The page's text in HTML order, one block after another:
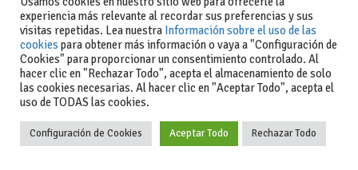
Ago 03, 2026 66 0 0
La Junta implementa mejoras en la
A381 por Los Barrios
experiencia más relevante al recordar sus preferencias y sus
visitas repetidas. Lea nuestra Información sobre el uso de las
cookies para obtener más información o vaya a "Configuración de
Cookies" para proporcionar un consentimiento controlado. Al
hacer clic en "Rechazar Todo", acepta el almacenamiento de solo
las cookies necesarias. Al hacer clic en "Aceptar Todo", acepta el
uso de TODAS las cookies.
Configuración de Cookies Aceptar Todo Rechazar Todo